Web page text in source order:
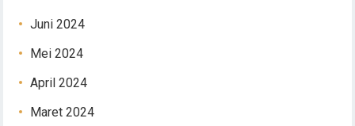
Juni 2024
Mei 2024
April 2024
Maret 2024